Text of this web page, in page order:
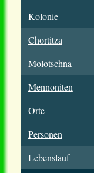
Kolonie
Chortitza
Molotschna
Mennoniten
Orte
Personen
Lebenslauf